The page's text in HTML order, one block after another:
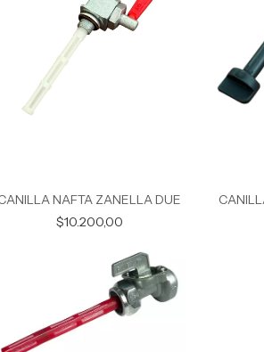
NAFTA ZANELLA DUE
$10.200,00